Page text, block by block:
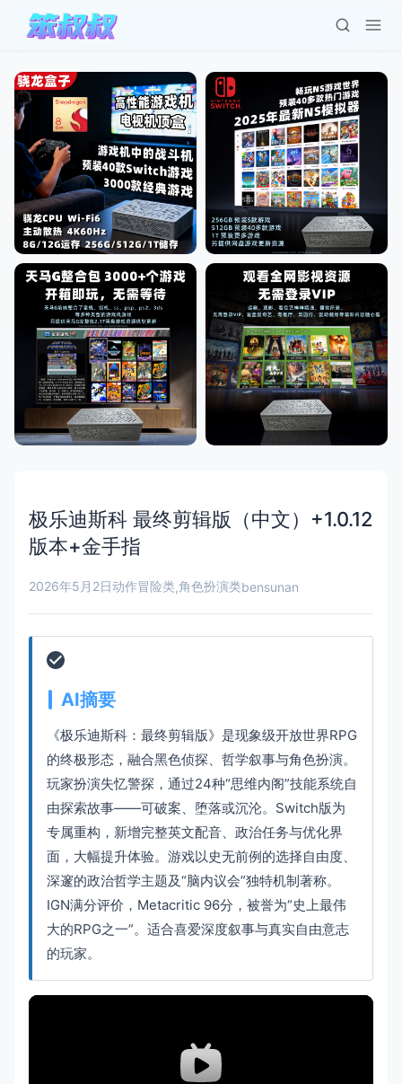
极乐迪斯科 最终剪辑版（中文）+1.0.12
版本+金手指
2026年5月2日动作冒险类,角色扮演类bensunan
AI摘要
《极乐迪斯科：最终剪辑版》是现象级开放世界RPG
的终极形态，融合黑色侦探、哲学叙事与角色扮演。
玩家扮演失忆警探，通过24种“思维内阁”技能系统自
由探索故事——可破案、堕落或沉沦。Switch版为
专属重构，新增完整英文配音、政治任务与优化界
面，大幅提升体验。游戏以史无前例的选择自由度、
深邃的政治哲学主题及“脑内议会”独特机制著称。
IGN满分评价，Metacritic 96分，被誉为“史上最伟
大的RPG之一”。适合喜爱深度叙事与真实自由意志
的玩家。